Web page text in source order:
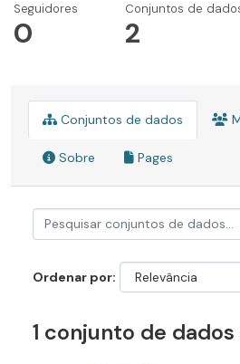
Seguidores
0
Conjuntos de
2
Conjuntos de dados
Sobre Pages
Ordenar por
1 conjunto de